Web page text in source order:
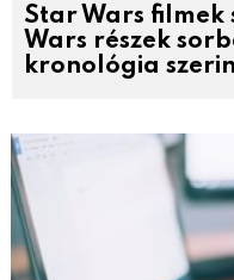
Star Wars
Wars részek
kronológia